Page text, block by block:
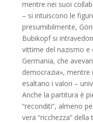
mentre nei suoi
– si intuiscono le
presumibilmente,
Bubikopf si
vittime del nazismo
Germania, che
democrazia», mentre
esaltano i valori –
Anche la partitura è
“reconditi”, almeno
vera “ricchezza”